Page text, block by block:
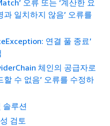
오류 또는 ‘계산한 요
일치하지 않음’ 오류를
연결 풀 종료’
체인의 공급자로
수 없음’ 오류를 수정하
솔루션
검토